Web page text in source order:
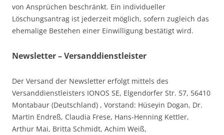
von Ansprüchen beschränkt. Ein individueller
Löschungsantrag ist jederzeit möglich, sofern zugleich das
ehemalige Bestehen einer Einwilligung bestätigt wird.
Newsletter – Versanddienstleister
Der Versand der Newsletter erfolgt mittels des
Versanddienstleisters IONOS SE, Elgendorfer Str. 57, 56410
Montabaur (Deutschland) , Vorstand: Hüseyin Dogan, Dr.
Martin Endreß, Claudia Frese, Hans-Henning Kettler,
Arthur Mai, Britta Schmidt, Achim Weiß,